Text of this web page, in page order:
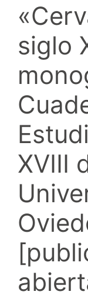
siglo
XVIII